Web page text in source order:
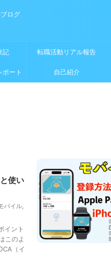
ログ
記 転職活動リアル報告
ート 自己紹介
使い
バイル,
イント
このよ
（イ